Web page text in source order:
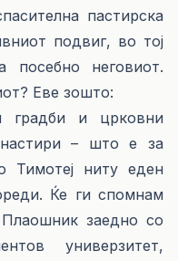
пастирска
подвиг, во тој
посебно неговиот.
Еве зошто:
градби и црковни
– што е за
Тимотеј ниту еден
Ќе ги спомнам
заедно со
универзитет,